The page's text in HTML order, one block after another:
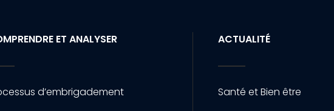
ET ANALYSER
d’embrigadement
ACTUALITÉ
Santé et Bien être